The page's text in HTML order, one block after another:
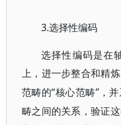
3.选择性编码
选择性编码是在
上，进一步整合和精
范畴的“核心范畴”，
畴之间的关系，验证